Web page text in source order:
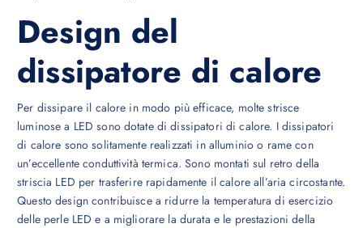
Design del
dissipatore di calore
Per dissipare il calore in modo più efficace, molte strisce
luminose a LED sono dotate di dissipatori di calore. I dissipatori
di calore sono solitamente realizzati in alluminio o rame con
un’eccellente conduttività termica. Sono montati sul retro della
striscia LED per trasferire rapidamente il calore all’aria circostante.
Questo design contribuisce a ridurre la temperatura di esercizio
delle perle LED e a migliorare la durata e le prestazioni della